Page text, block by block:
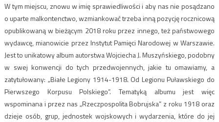
W tym miejscu, znowu w imię sprawiedliwości i aby nas nie posądzano
o uparte malkontenctwo, wzmiankować trzeba inną pozycję rocznicową
opublikowaną w bieżącym 2018 roku przez innego, też państwowego
wydawcę, mianowicie przez Instytut Pamięci Narodowej w Warszawie.
Jest to unikatowy album autorstwa Wojciecha J. Muszyńskiego, podobny
w swej konwencji do tych przedwojennych, jakie tu omawiamy, a
zatytułowany: „Białe Legiony 1914-1918. Od Legionu Puławskiego do
Pierwszego Korpusu Polskiego”. Tematyką albumu jest więc
wspominana i przez nas „Rzeczpospolita Bobrujska” z roku 1918 oraz
dzieje osób, grup, jednostek wojskowych i wydarzenia, które do jej